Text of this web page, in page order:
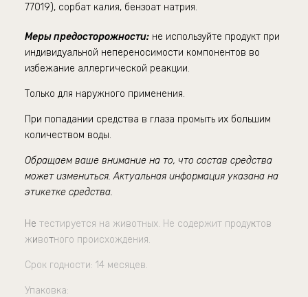
77019), сорбат калия, бензоат натрия.
Меры предосторожности: не используйте продукт при
индивидуальной непереносимости компонентов во
избежание аллергической реакции.
Только для наружного применения.
При попадании средства в глаза промыть их большим
количеством воды.
Обращаем ваше внимание на то, что состав средства
может измениться. Актуальная информация указана на
этикетке средства.
Не тестируется на животных. Не содержит продуктов
животного происхождения.
Срок годности: 14 месяцев.
Упаковка: